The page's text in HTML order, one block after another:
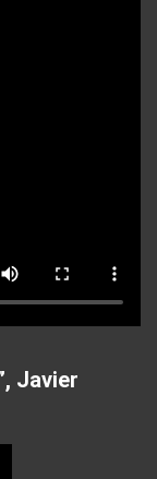
Javier